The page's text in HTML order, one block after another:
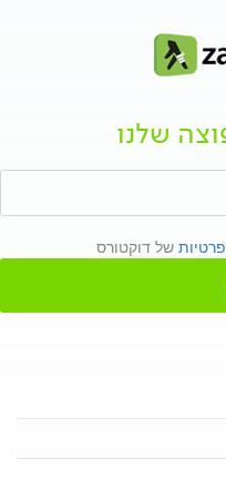
שלנו
של דוקטורס